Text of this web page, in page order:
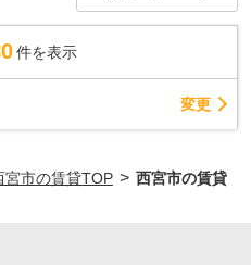
件を表示
変更
宮市の賃貸TOP > 西宮市の賃貸